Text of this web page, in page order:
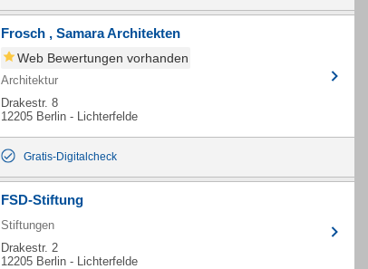
Frosch , Samara Architekten
Web Bewertungen vorhanden
Architektur
Drakestr. 8
12205 Berlin - Lichterfelde
Gratis-Digitalcheck
FSD-Stiftung
Stiftungen
Drakestr. 2
12205 Berlin - Lichterfelde